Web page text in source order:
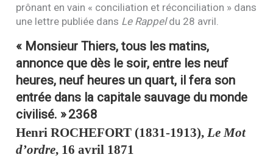
prônant en vain « conciliation et réconciliation » dans
une lettre publiée dans Le Rappeldu 28 avril.
« Monsieur Thiers, tous les matins,
annonce que dès le soir, entre les neuf
heures, neuf heures un quart, il fera son
entrée dans la capitale sauvage du monde
civilisé. »2368
HenriROCHEFORT (1831-1913), Le Mot
d’ordre, 16 avril 1871